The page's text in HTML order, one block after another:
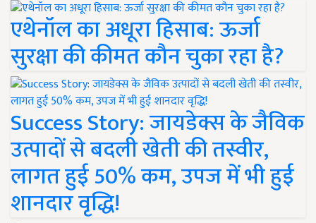
एथेनॉल का अधूरा हिसाब: ऊर्जा
सुरक्षा की कीमत कौन चुका रहा है?
Success Story: जायडेक्स के जैविक
उत्पादों से बदली खेती की तस्वीर,
लागत हुई 50% कम, उपज में भी हुई
शानदार वृद्धि!